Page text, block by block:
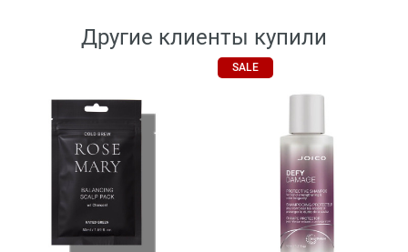
Другие клиенты купили
SALE